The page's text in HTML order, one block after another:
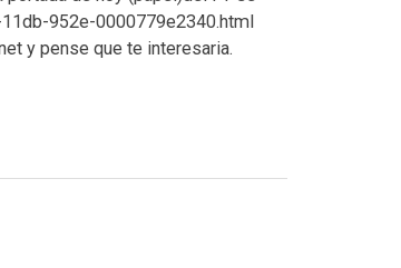
952e-0000779e2340.html
y pense que te interesaria.